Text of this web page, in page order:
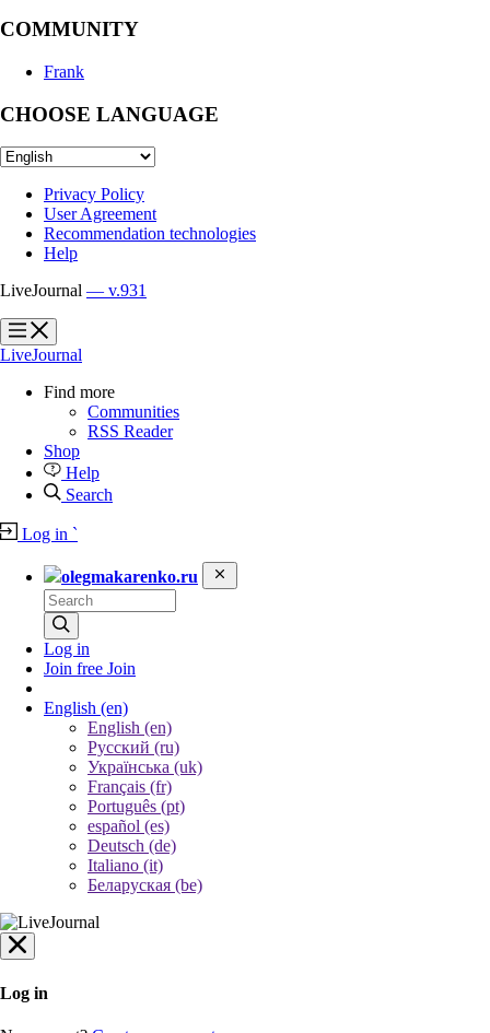
COMMUNITY
Frank
CHOOSE LANGUAGE
Privacy Policy
User Agreement
Recommendation technologies
Help
LiveJournal — v.931
?
?
LiveJournal
Find more
Communities
RSS Reader
Shop
Help
Search
Log in `
olegmakarenko.ru
Log in
Join free Join
English (en)
English (en)
Русский (ru)
Українська (uk)
Français (fr)
Português (pt)
español (es)
Deutsch (de)
Italiano (it)
Беларуская (be)
Log in